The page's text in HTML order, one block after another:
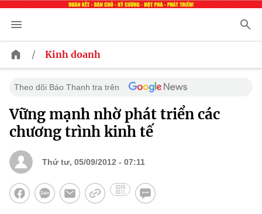
/ Kinh doanh
Theo dõi Báo Thanh tra trên
Vững mạnh nhờ phát triển các
chương trình kinh tế
Thứ tư, 05/09/2012 - 07:11